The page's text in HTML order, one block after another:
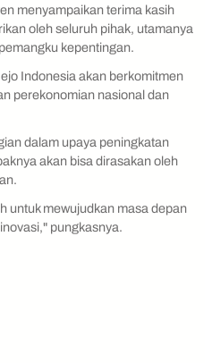
menyampaikan terima kasih
oleh seluruh pihak, utamanya
kepentingan.
Indonesia akan berkomitmen
perekonomian nasional dan
dalam upaya peningkatan
akan bisa dirasakan oleh
untuk mewujudkan masa depan
pungkasnya.